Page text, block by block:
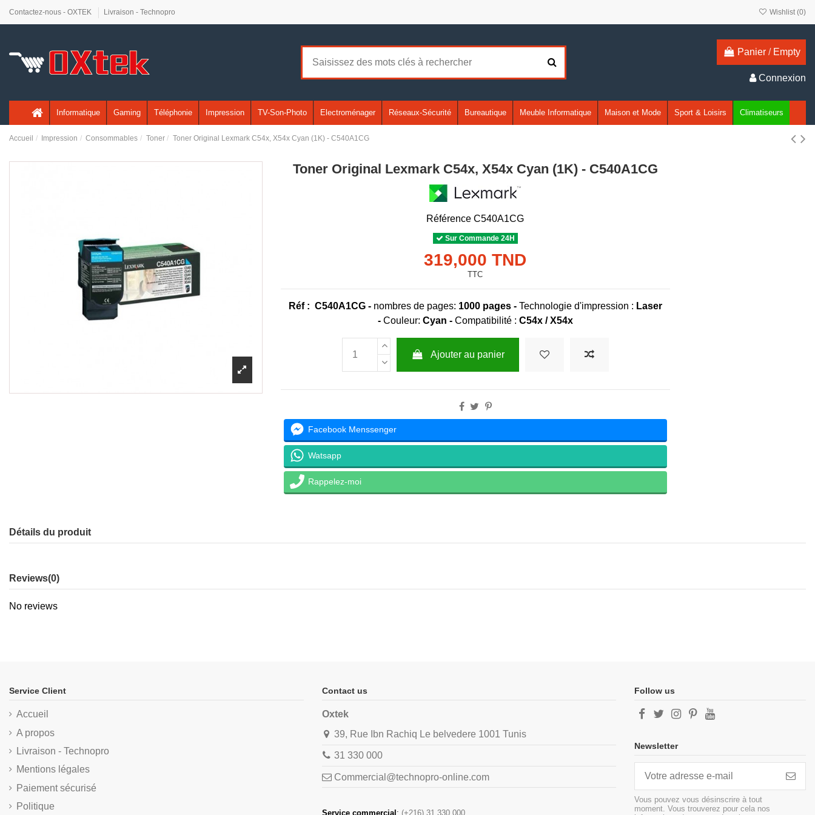
Contactez-nous - OXTEK Livraison - Technopro Wishlist (0)
Panier / Empty
Connexion
Informatique Gaming Téléphonie Impression TV-Son-Photo Electroménager Réseaux-Sécurité Bureautique Meuble Informatique Maison et Mode Sport & Loisirs Climatiseurs
Accueil Impression Consommables Toner Toner Original Lexmark C54x, X54x Cyan (1K) - C540A1CG
Toner Original Lexmark C54x, X54x Cyan (1K) - C540A1CG
Référence C540A1CG
Sur Commande 24H
319,000 TND
TTC
Réf : C540A1CG - nombres de pages: 1000 pages - Technologie d'impression : Laser
- Couleur: Cyan - Compatibilité : C54x / X54x
Ajouter au panier
Facebook Menssenger
Watsapp
Rappelez-moi
Détails du produit
Reviews(0)
No reviews
Service Client
Accueil
A propos
Livraison - Technopro
Mentions légales
Paiement sécurisé
Politique
Contact us
Oxtek
39, Rue Ibn Rachiq Le belvedere 1001 Tunis
31 330 000
Commercial@technopro-online.com
Service commercial : (+216) 31 330 000
Follow us
Newsletter
Vous pouvez vous désinscrire à tout
moment. Vous trouverez pour cela nos